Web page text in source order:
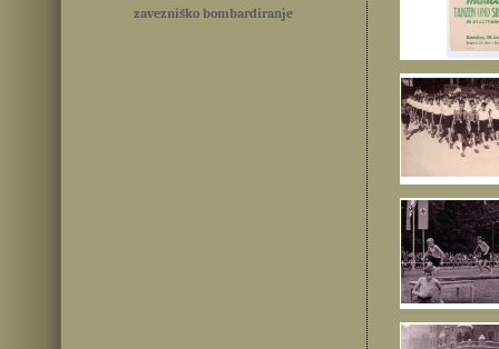
zavezniško bombardiranje